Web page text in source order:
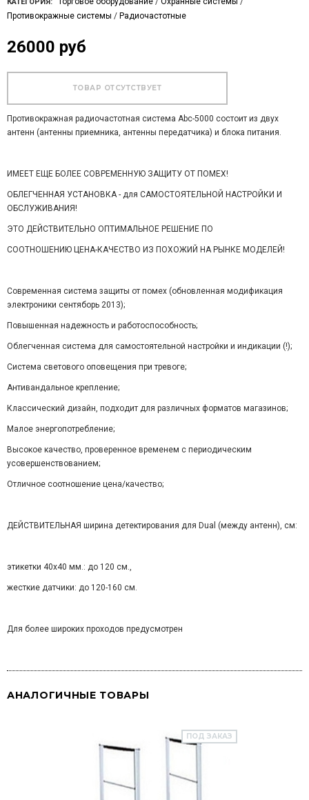
Противокражные системы / Радиочастотные
26000 руб
Противокражная радиочастотная система Abc-5000 состоит из двух
антенн (антенны приемника, антенны передатчика) и блока питания.
ИМЕЕТ ЕЩЕ БОЛЕЕ СОВРЕМЕННУЮ ЗАЩИТУ ОТ ПОМЕХ!
ОБЛЕГЧЕННАЯ УСТАНОВКА - для САМОСТОЯТЕЛЬНОЙ НАСТРОЙКИ И
ОБСЛУЖИВАНИЯ!
ЭТО ДЕЙСТВИТЕЛЬНО ОПТИМАЛЬНОЕ РЕШЕНИЕ ПО
СООТНОШЕНИЮ ЦЕНА-КАЧЕСТВО ИЗ ПОХОЖИЙ НА РЫНКЕ МОДЕЛЕЙ!
Современная система защиты от помех (обновленная модификация
электроники сентяборь 2013);
Повышенная надежность и работоспособность;
Облегченная система для самостоятельной настройки и индикации (!);
Система светового оповещения при тревоге;
Антивандальное крепление;
Классический дизайн, подходит для различных форматов магазинов;
Малое энергопотребление;
Высокое качество, проверенное временем с периодическим
усовершенствованием;
Отличное соотношение цена/качество;
ДЕЙСТВИТЕЛЬНАЯ ширина детектирования для Dual (между антенн), см:
этикетки 40х40 мм.: до 120 см.,
жесткие датчики: до 120-160 см.
Для более широких проходов предусмотрен
АНАЛОГИЧНЫЕ ТОВАРЫ
ПОД ЗАКАЗ